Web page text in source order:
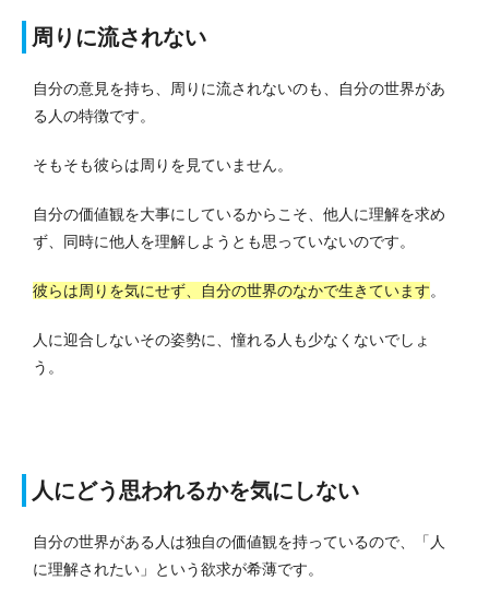
周りに流されない
自分の意見を持ち、周りに流されないのも、自分の世界があ
る人の特徴です。
そもそも彼らは周りを見ていません。
自分の価値観を大事にしているからこそ、他人に理解を求め
ず、同時に他人を理解しようとも思っていないのです。
彼らは周りを気にせず、自分の世界のなかで生きています。
人に迎合しないその姿勢に、憧れる人も少なくないでしょ
う。
人にどう思われるかを気にしない
自分の世界がある人は独自の価値観を持っているので、「人
に理解されたい」という欲求が希薄です。